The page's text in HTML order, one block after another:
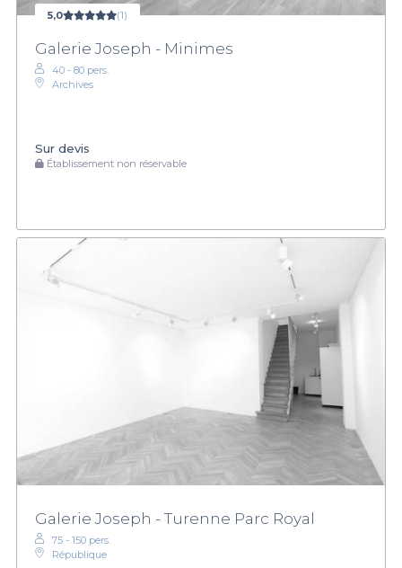
5,0 (1)
Galerie Joseph - Minimes
40 - 80 pers.
Archives
Sur devis
Établissement non réservable
Galerie Joseph - Turenne Parc Royal
75 - 150 pers.
République